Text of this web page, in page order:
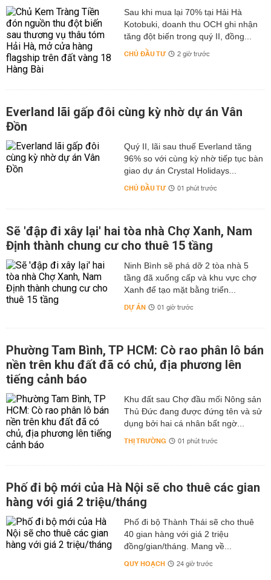
Sau khi mua lại 70% tại Hải Hà
Kotobuki, doanh thu OCH ghi nhận
tăng đột biến trong quý II, đồng...
CHỦ ĐẦU TƯ 2 giờ trước
Everland lãi gấp đôi cùng kỳ nhờ dự án Vân
Đồn
Quý II, lãi sau thuế Everland tăng
96% so với cùng kỳ nhờ tiếp tục bàn
giao dự án Crystal Holidays...
CHỦ ĐẦU TƯ 01 phút trước
Sẽ 'đập đi xây lại' hai tòa nhà Chợ Xanh, Nam
Định thành chung cư cho thuê 15 tầng
Ninh Bình sẽ phá dỡ 2 tòa nhà 5
tầng đã xuống cấp và khu vực chợ
Xanh để tạo mặt bằng triển...
DỰ ÁN 01 giờ trước
Phường Tam Bình, TP HCM: Cò rao phân lô bán
nền trên khu đất đã có chủ, địa phương lên
tiếng cảnh báo
Khu đất sau Chợ đầu mối Nông sản
Thủ Đức đang được đứng tên và sử
dụng bởi hai cá nhân bất ngờ...
THỊ TRƯỜNG 01 phút trước
Phố đi bộ mới của Hà Nội sẽ cho thuê các gian
hàng với giá 2 triệu/tháng
Phố đi bộ Thành Thái sẽ cho thuê
40 gian hàng với giá 2 triệu
đồng/gian/tháng. Mang về...
QUY HOẠCH 24 giờ trước